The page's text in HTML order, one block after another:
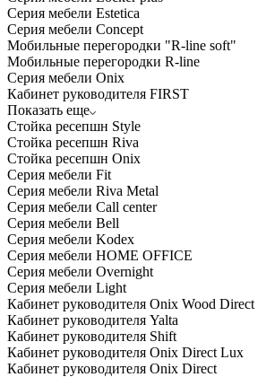
Серия мебели Estetica
Серия мебели Concept
Мобильные перегородки "R-line soft"
Мобильные перегородки R-line
Серия мебели Onix
Кабинет руководителя FIRST
Показать еще
Стойка ресепшн Style
Стойка ресепшн Riva
Стойка ресепшн Onix
Серия мебели Fit
Серия мебели Riva Metal
Серия мебели Call center
Серия мебели Bell
Серия мебели Kodex
Серия мебели HOME OFFICE
Серия мебели Overnight
Серия мебели Light
Кабинет руководителя Onix Wood Direct
Кабинет руководителя Yalta
Кабинет руководителя Shift
Кабинет руководителя Onix Direct Lux
Кабинет руководителя Onix Direct